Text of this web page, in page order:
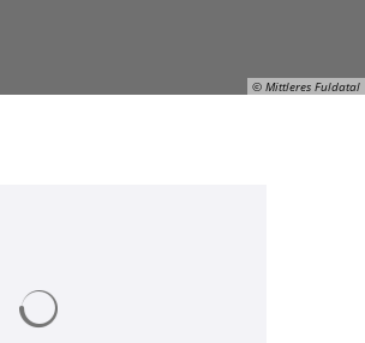
© Mittleres Fuldatal